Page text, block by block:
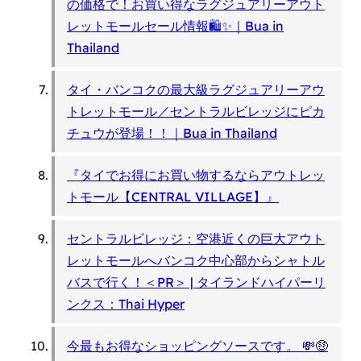
の価格で！お買い得なラグジュアリーアウト
レットモールセール情報🛍✨｜Bua in
Thailand
タイ・バンコクの最大級ラグジュアリーアウ
トレットモール／セントラルビレッジにピカ
チュウが登場！！｜Bua in Thailand
『タイでお得にお買い物するならアウトレッ
トモール【CENTRAL VILLAGE】』
セントラルビレッジ：空港近くの巨大アウト
レットモールへバンコク中心部からシャトル
バスで行く！＜PR＞ | タイランドハイパーリ
ンクス：Thai Hyper
今最もお得なショッピングソースです。 💸🤑